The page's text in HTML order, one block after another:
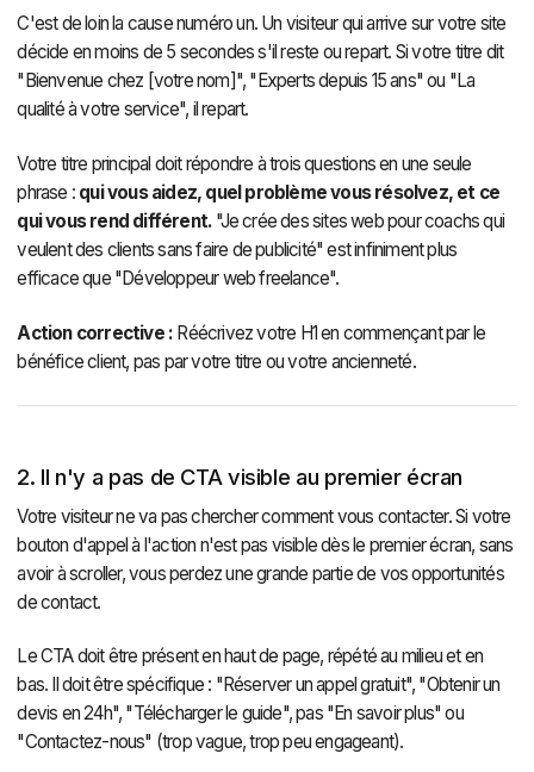
C'est de loin la cause numéro un. Un visiteur qui arrive sur votre site
décide en moins de 5 secondes s'il reste ou repart. Si votre titre dit
"Bienvenue chez [votre nom]", "Experts depuis 15 ans" ou "La
qualité à votre service", il repart.
Votre titre principal doit répondre à trois questions en une seule
phrase : qui vous aidez, quel problème vous résolvez, et ce
qui vous rend différent. "Je crée des sites web pour coachs qui
veulent des clients sans faire de publicité" est infiniment plus
efficace que "Développeur web freelance".
Action corrective : Réécrivez votre H1 en commençant par le
bénéfice client, pas par votre titre ou votre ancienneté.
2. Il n'y a pas de CTA visible au premier écran
Votre visiteur ne va pas chercher comment vous contacter. Si votre
bouton d'appel à l'action n'est pas visible dès le premier écran, sans
avoir à scroller, vous perdez une grande partie de vos opportunités
de contact.
Le CTA doit être présent en haut de page, répété au milieu et en
bas. Il doit être spécifique : "Réserver un appel gratuit", "Obtenir un
devis en 24h", "Télécharger le guide", pas "En savoir plus" ou
"Contactez-nous" (trop vague, trop peu engageant).